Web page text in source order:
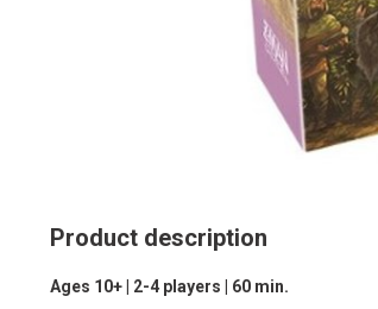
Product description
Ages 10+ | 2-4 players | 60 min.